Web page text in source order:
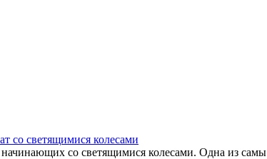
со светящимися колесами
со светящимися колесами. Одна из самы